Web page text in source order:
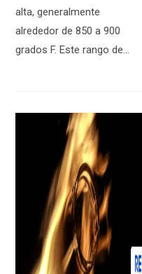
alta, generalmente
alrededor de 850 a 900
grados F. Este rango de…